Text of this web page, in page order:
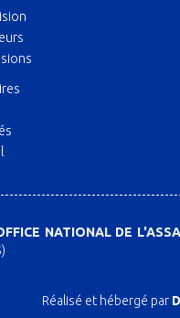
NATIONAL DE
)
Réalisé et hébergé par